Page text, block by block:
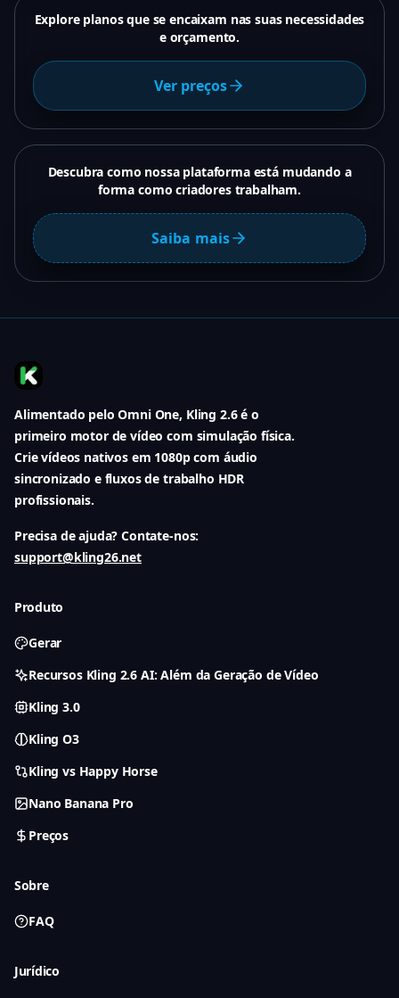
Explore planos que se encaixam nas suas necessidades
e orçamento.
Ver preços
Descubra como nossa plataforma está mudando a
forma como criadores trabalham.
Saiba mais
Alimentado pelo Omni One, Kling 2.6 é o
primeiro motor de vídeo com simulação física.
Crie vídeos nativos em 1080p com áudio
sincronizado e fluxos de trabalho HDR
profissionais.
Precisa de ajuda? Contate-nos:
support@kling26.net
Produto
Gerar
Recursos Kling 2.6 AI: Além da Geração de Vídeo
Kling 3.0
Kling O3
Kling vs Happy Horse
Nano Banana Pro
Preços
Sobre
FAQ
Jurídico